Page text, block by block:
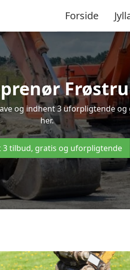
Forside
og indhent 3 uforpligtende
her.
3 tilbud, gratis og uforpligtende